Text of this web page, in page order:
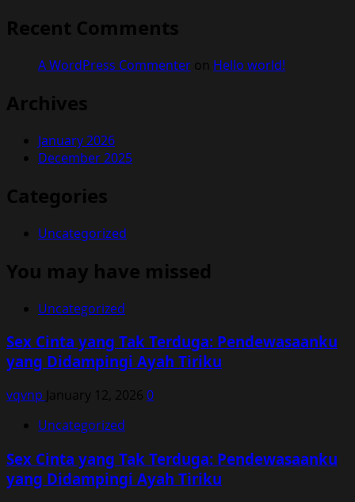
Recent Comments
A WordPress Commenter on Hello world!
Archives
January 2026
December 2025
Categories
Uncategorized
You may have missed
Uncategorized
Sex Cinta yang Tak Terduga: Pendewasaanku
yang Didampingi Ayah Tiriku
vqvnp January 12, 2026 0
Uncategorized
Sex Cinta yang Tak Terduga: Pendewasaanku
yang Didampingi Ayah Tiriku